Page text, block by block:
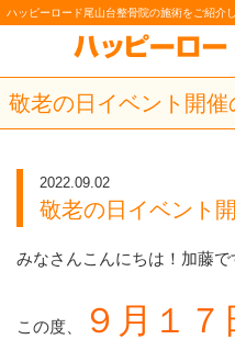
ハッピーロード尾山台整骨院の施術をご紹介
敬老の日イベント開催
2022.09.02
敬老の日イベント
みなさんこんにちは！加藤で
この度、
９月１